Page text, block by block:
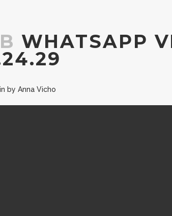
WHATSAPP
in by Anna Vicho